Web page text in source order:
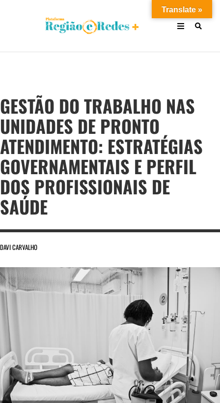
GESTÃO DO TRABALHO NAS
UNIDADES DE PRONTO
ATENDIMENTO: ESTRATÉGIAS
GOVERNAMENTAIS E PERFIL
DOS PROFISSIONAIS DE
SAÚDE
DAVI CARVALHO
Translate »